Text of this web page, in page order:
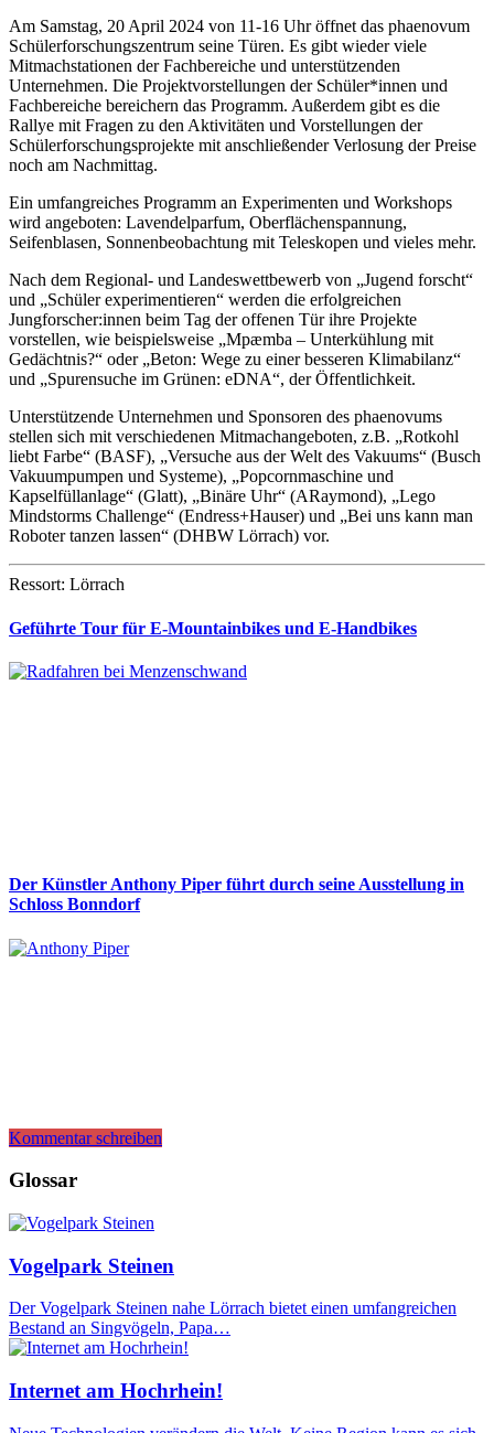
Am Samstag, 20 April 2024 von 11-16 Uhr öffnet das phaenovum
Schülerforschungszentrum seine Türen. Es gibt wieder viele
Mitmachstationen der Fachbereiche und unterstützenden
Unternehmen. Die Projektvorstellungen der Schüler*innen und
Fachbereiche bereichern das Programm. Außerdem gibt es die
Rallye mit Fragen zu den Aktivitäten und Vorstellungen der
Schülerforschungsprojekte mit anschließender Verlosung der Preise
noch am Nachmittag.
Ein umfangreiches Programm an Experimenten und Workshops
wird angeboten: Lavendelparfum, Oberflächenspannung,
Seifenblasen, Sonnenbeobachtung mit Teleskopen und vieles mehr.
Nach dem Regional- und Landeswettbewerb von „Jugend forscht“
und „Schüler experimentieren“ werden die erfolgreichen
Jungforscher:innen beim Tag der offenen Tür ihre Projekte
vorstellen, wie beispielsweise „Mpæmba – Unterkühlung mit
Gedächtnis?“ oder „Beton: Wege zu einer besseren Klimabilanz“
und „Spurensuche im Grünen: eDNA“, der Öffentlichkeit.
Unterstützende Unternehmen und Sponsoren des phaenovums
stellen sich mit verschiedenen Mitmachangeboten, z.B. „Rotkohl
liebt Farbe“ (BASF), „Versuche aus der Welt des Vakuums“ (Busch
Vakuumpumpen und Systeme), „Popcornmaschine und
Kapselfüllanlage“ (Glatt), „Binäre Uhr“ (ARaymond), „Lego
Mindstorms Challenge“ (Endress+Hauser) und „Bei uns kann man
Roboter tanzen lassen“ (DHBW Lörrach) vor.
Ressort: Lörrach
Geführte Tour für E-Mountainbikes und E-Handbikes
Der Künstler Anthony Piper führt durch seine Ausstellung in
Schloss Bonndorf
Kommentar schreiben
Glossar
Vogelpark Steinen
Der Vogelpark Steinen nahe Lörrach bietet einen umfangreichen
Bestand an Singvögeln, Papa…
Internet am Hochrhein!